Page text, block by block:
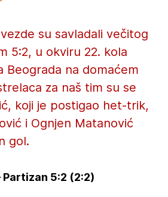
su savladali večitog
5:2, u okviru 22. kola
Beograda na domaćem
za naš tim su se
koji je postigao het-trik,
i Ognjen Matanović
gol.
5:2 (2:2)